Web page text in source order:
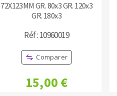
72X123MM GR. 80x3 GR. 120x3
GR. 180x3
Réf : 10960019
Comparer
15,00 €